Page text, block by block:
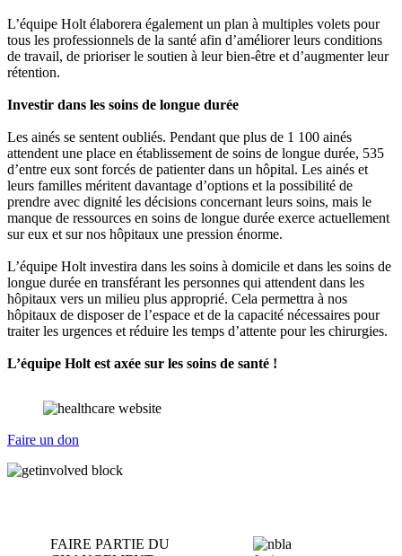
L’équipe Holt élaborera également un plan à multiples volets pour
tous les professionnels de la santé afin d’améliorer leurs conditions
de travail, de prioriser le soutien à leur bien-être et d’augmenter leur
rétention.
Investir dans les soins de longue durée
Les ainés se sentent oubliés. Pendant que plus de 1 100 ainés
attendent une place en établissement de soins de longue durée, 535
d’entre eux sont forcés de patienter dans un hôpital. Les ainés et
leurs familles méritent davantage d’options et la possibilité de
prendre avec dignité les décisions concernant leurs soins, mais le
manque de ressources en soins de longue durée exerce actuellement
sur eux et sur nos hôpitaux une pression énorme.
L’équipe Holt investira dans les soins à domicile et dans les soins de
longue durée en transférant les personnes qui attendent dans les
hôpitaux vers un milieu plus approprié. Cela permettra à nos
hôpitaux de disposer de l’espace et de la capacité nécessaires pour
traiter les urgences et réduire les temps d’attente pour les chirurgies.
L’équipe Holt est axée sur les soins de santé !
Faire un don
FAIRE PARTIE DU